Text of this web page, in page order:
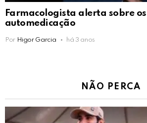
Farmacologista alerta sobre
automedicação
Por Higor Garcia há 3 anos
NÃO PERCA